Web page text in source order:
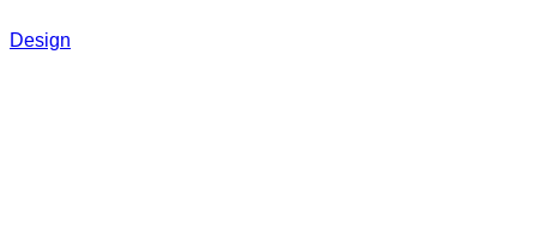
Design